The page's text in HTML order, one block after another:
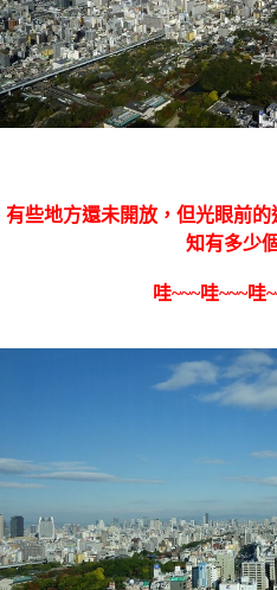
有些地方還未開放，但光眼前
知有多少個
哇~~~哇~~~哇